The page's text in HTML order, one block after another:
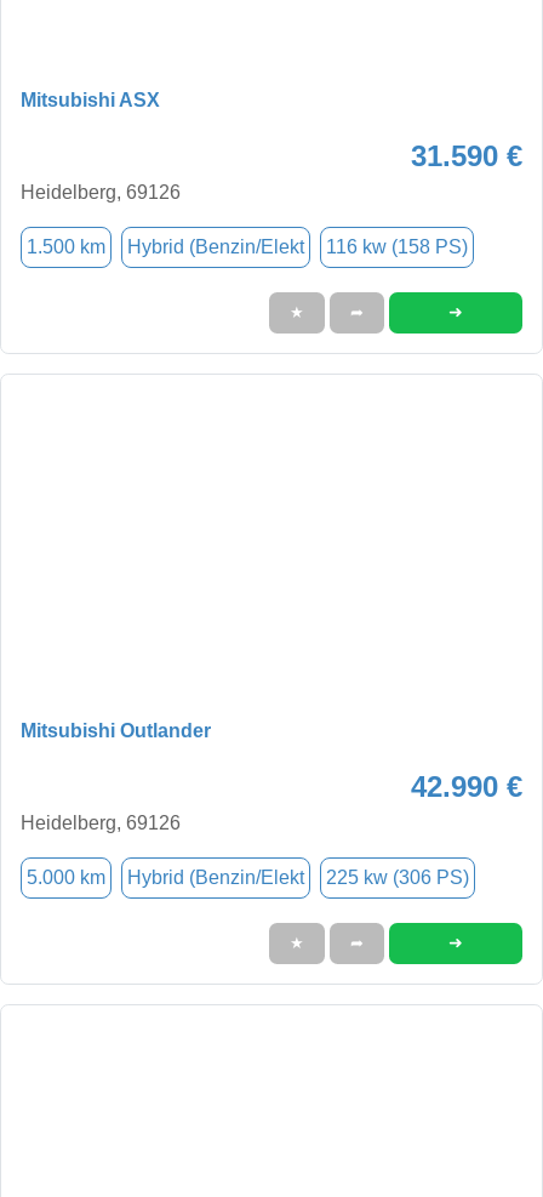
Mitsubishi ASX
31.590 €
Heidelberg, 69126
1.500 km Hybrid (Benzin/Elekt 116 kw (158 PS)
★ ➦ ➜
Mitsubishi Outlander
42.990 €
Heidelberg, 69126
5.000 km Hybrid (Benzin/Elekt 225 kw (306 PS)
★ ➦ ➜